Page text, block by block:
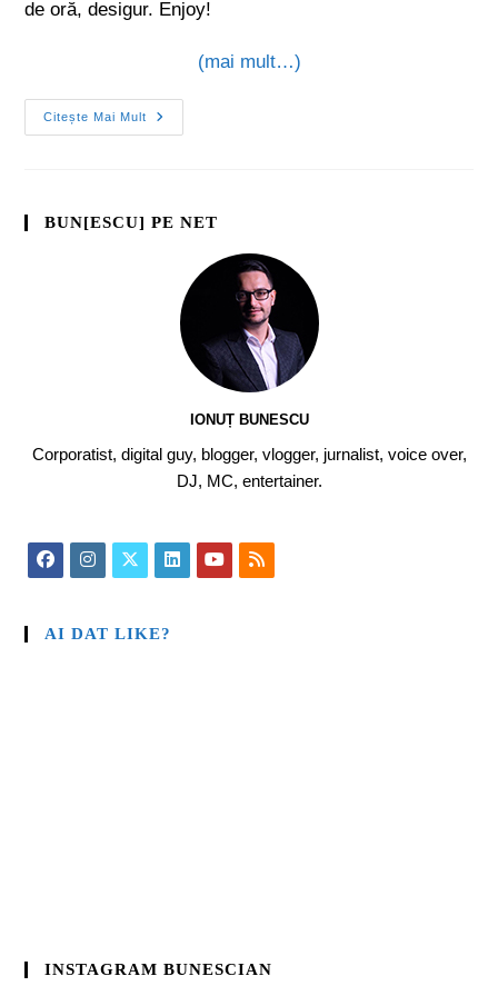
de oră, desigur. Enjoy!
(mai mult…)
Citește Mai Mult
BUN[ESCU] PE NET
IONUȚ BUNESCU
Corporatist, digital guy, blogger, vlogger, jurnalist, voice over,
DJ, MC, entertainer.
AI DAT LIKE?
INSTAGRAM BUNESCIAN